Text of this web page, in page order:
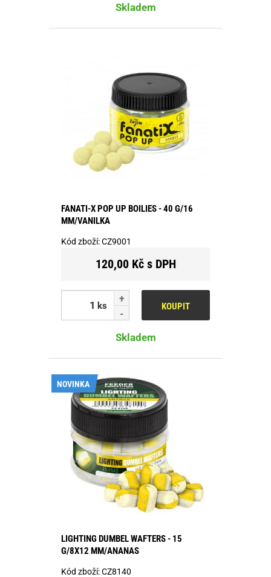
Skladem
FANATI-X POP UP BOILIES - 40 G/16
MM/VANILKA
Kód zboží:CZ9001
120,00 Kč s DPH
ks KOUPIT
Skladem
LIGHTING DUMBEL WAFTERS - 15
G/8X12 MM/ANANAS
Kód zboží:CZ8140
NOVINKA